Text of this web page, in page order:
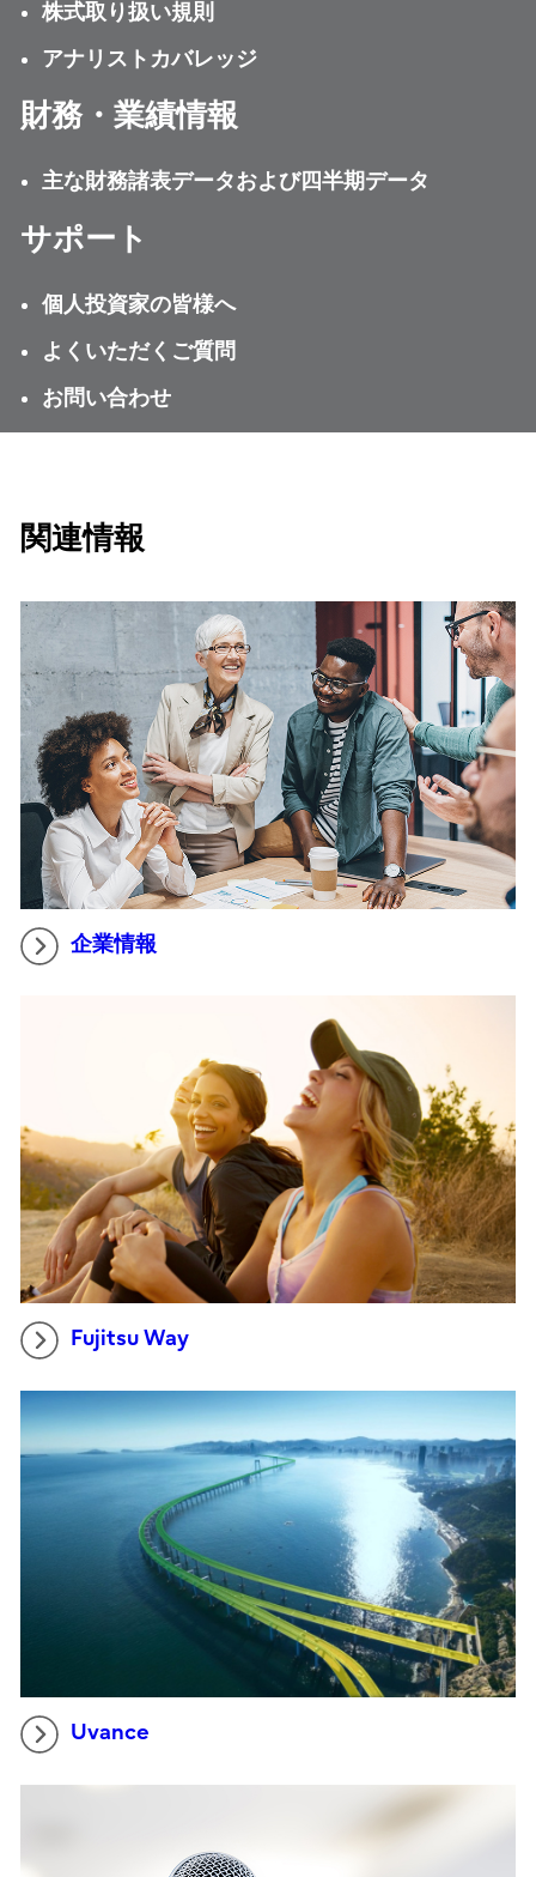
株式取り扱い規則
アナリストカバレッジ
財務・業績情報
主な財務諸表データおよび四半期データ
サポート
個人投資家の皆様へ
よくいただくご質問
お問い合わせ
関連情報
企業情報
Fujitsu Way
Uvance